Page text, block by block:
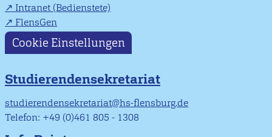
Intranet (Bedienstete)
FlensGen
Cookie Einstellungen
Studierendensekretariat
studierendensekretariat@hs-flensburg.de
Telefon: +49 (0)461 805 - 1308